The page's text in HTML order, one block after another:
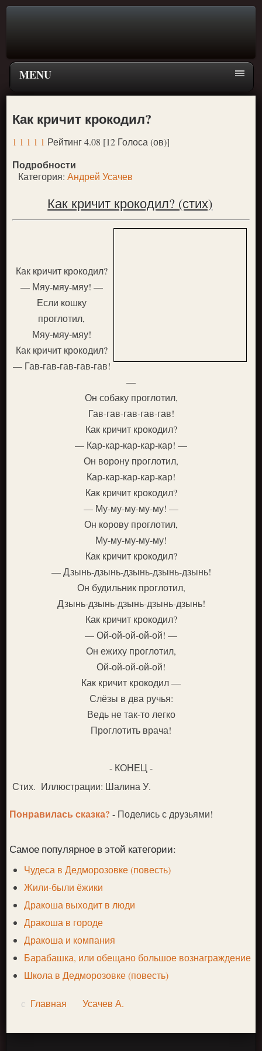
MENU
Главная страница
Поиск
ПЕРЕЙТИ К ГЛАВНОМУ МЕНЮ СКАЗОК
Новое
Как кричит крокодил?
1 1 1 1 1 Рейтинг 4.08 [12 Голоса (ов)]
Подробности
Категория:Андрей Усачев
Как кричит крокодил? (стих)
Как кричит крокодил?
— Мяу-мяу-мяу! —
Если кошку
проглотил,
Мяу-мяу-мяу!
Как кричит крокодил?
— Гав-гав-гав-гав-гав!
—
Он собаку проглотил,
Гав-гав-гав-гав-гав!
Как кричит крокодил?
— Кар-кар-кар-кар-кар! —
Он ворону проглотил,
Кар-кар-кар-кар-кар!
Как кричит крокодил?
— Му-му-му-му-му! —
Он корову проглотил,
Му-му-му-му-му!
Как кричит крокодил?
— Дзынь-дзынь-дзынь-дзынь-дзынь!
Он будильник проглотил,
Дзынь-дзынь-дзынь-дзынь-дзынь!
Как кричит крокодил?
— Ой-ой-ой-ой-ой! —
Он ежиху проглотил,
Ой-ой-ой-ой-ой!
Как кричит крокодил —
Слёзы в два ручья:
Ведь не так-то легко
Проглотить врача!
- КОНЕЦ -
Стих. Иллюстрации: Шалина У.
Понравилась сказка?- Поделись с друзьями!
Самое популярное в этой категории:
Чудеса в Дедморозовке (повесть)
Жили-были ёжики
Дракоша выходит в люди
Дракоша в городе
Дракоша и компания
Барабашка, или обещано большое вознаграждение
Школа в Дедморозовке (повесть)
Главная Усачев А.